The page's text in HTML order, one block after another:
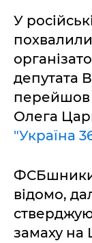
У
депутата
перейшов
Олега
"Україна
відомо,
замаху на